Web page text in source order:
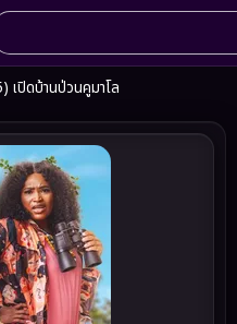
ปิดบ้านป่วนคูมาโล